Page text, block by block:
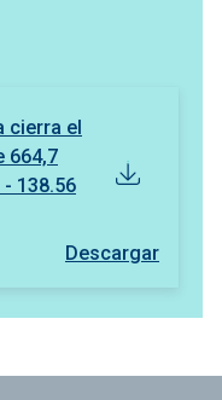
cierra el
664,7
138.56
Descargar